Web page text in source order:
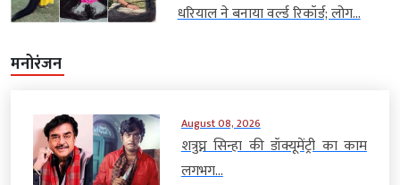
धरियाल ने बनाया वर्ल्ड रिकॉर्ड; लोग...
मनोरंजन
August 08, 2026
शत्रुघ्न सिन्हा की डॉक्यूमेंट्री का काम
लगभग...